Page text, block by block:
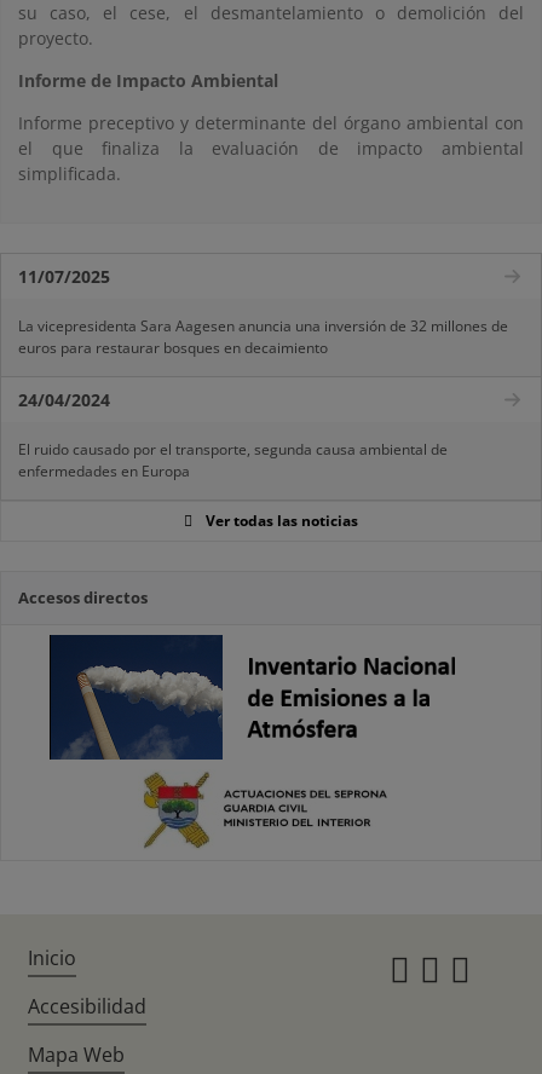
su caso, el cese, el desmantelamiento o demolición del
proyecto.
Informe de Impacto Ambiental
Informe preceptivo y determinante del órgano ambiental con
el que finaliza la evaluación de impacto ambiental
simplificada.
11/07/2025
La vicepresidenta Sara Aagesen anuncia una inversión de 32 millones de
euros para restaurar bosques en decaimiento
24/04/2024
El ruido causado por el transporte, segunda causa ambiental de
enfermedades en Europa
Ver todas las noticias
Accesos directos
Inicio
Accesibilidad
Mapa Web